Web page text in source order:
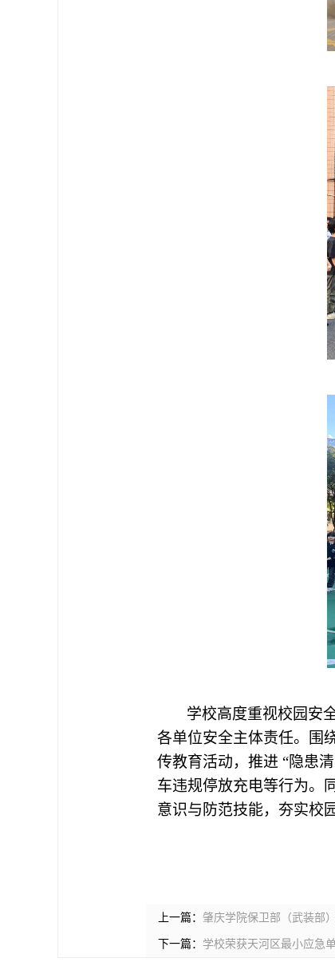
学校高度重视校园安
各单位安全主体责任。围
传教育活动，推进 “隐患
车违规停放充电等行为。
意识与防范技能，夯实校
上一篇： 肇庆学院保卫部（武装部
下一篇： 学校荣获天河区最小应急